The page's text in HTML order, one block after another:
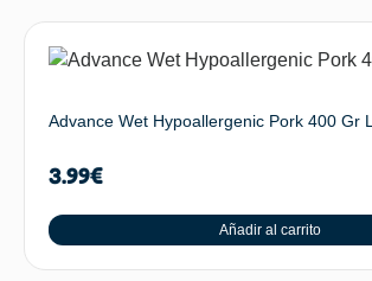
Advance Wet Hypoallergenic Pork 400 Gr
3.99€
Añadir al carrito